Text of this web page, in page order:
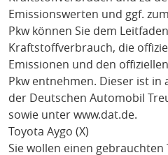
Emissionswerten und ggf.
Pkw können Sie dem
Kraftstoffverbrauch, die
Emissionen und den
Pkw entnehmen. Dieser ist
der Deutschen Automobil
sowie unter www.dat.de.
Toyota Aygo (X)
Sie wollen einen gebrauchten